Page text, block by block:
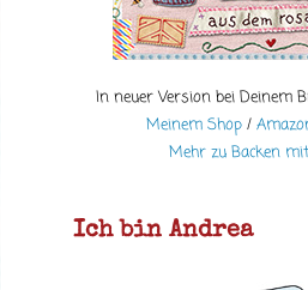
In neuer Version bei Deinem
Meinem Shop/
Mehr zu Backen
Ich bin Andrea